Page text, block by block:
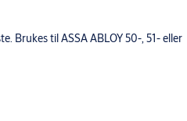
Brukes til ASSA ABLOY 50-, 51- eller